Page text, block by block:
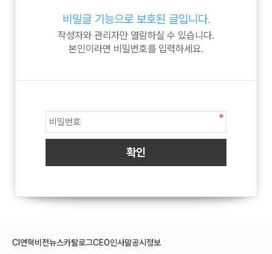
비밀글 기능으로 보호된 글입니다.
작성자와 관리자만 열람하실 수 있습니다.
본인이라면 비밀번호를 입력하세요.
CI 연혁비전뉴스카탈로그CEO인사말공시정보